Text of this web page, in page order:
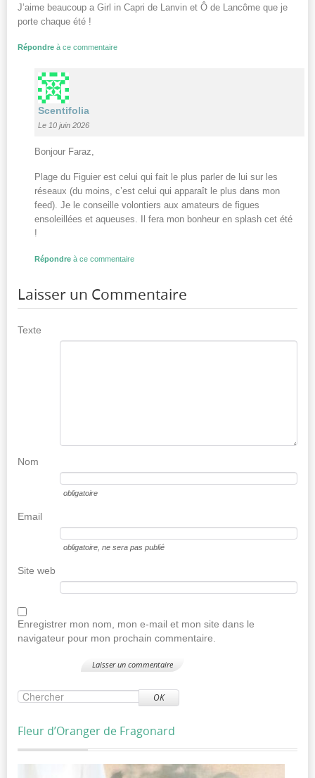
J’aime beaucoup a Girl in Capri de Lanvin et Ô de Lancôme que je
porte chaque été !
Répondre à ce commentaire
Scentifolia
Le 10 juin 2026
Bonjour Faraz,
Plage du Figuier est celui qui fait le plus parler de lui sur les
réseaux (du moins, c’est celui qui apparaît le plus dans mon
feed). Je le conseille volontiers aux amateurs de figues
ensoleillées et aqueuses. Il fera mon bonheur en splash cet été
!
Répondre à ce commentaire
Laisser un Commentaire
Texte
Nom
obligatoire
Email
obligatoire , ne sera pas publié
Site web
Enregistrer mon nom, mon e-mail et mon site dans le
navigateur pour mon prochain commentaire.
OK
Fleur d’Oranger de Fragonard